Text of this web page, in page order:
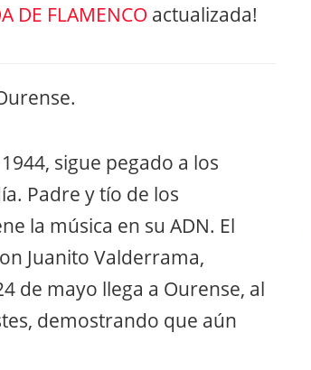
DE FLAMENCO actualizada!
sigue pegado a los
Padre y tío de los
la música en su ADN. El
Juanito Valderrama,
de mayo llega a Ourense, al
demostrando que aún